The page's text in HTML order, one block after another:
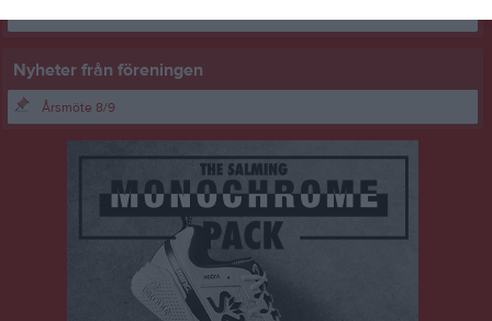
Nyheter från föreningen
Årsmöte 8/9